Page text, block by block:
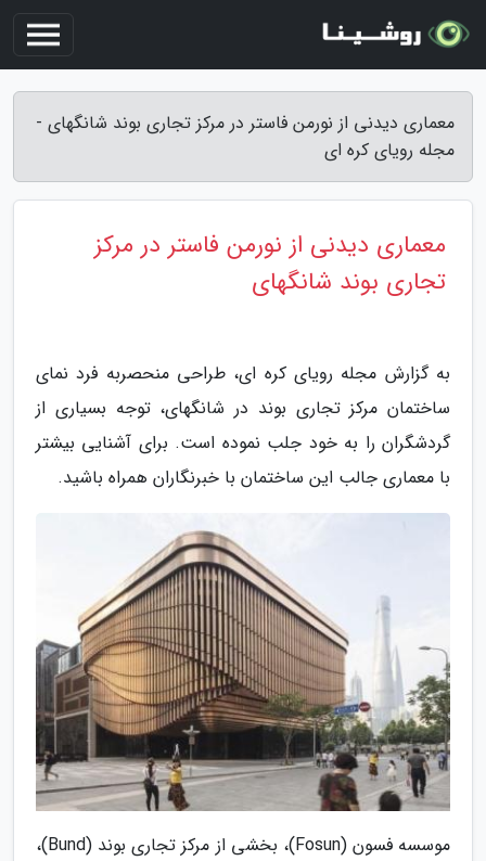
معماری دیدنی از نورمن فاستر در مرکز تجاری بوند شانگهای -
مجله رویای کره ای
معماری دیدنی از نورمن فاستر در مرکز
تجاری بوند شانگهای
به گزارش مجله رویای کره ای، طراحی منحصربه فرد نمای
ساختمان مرکز تجاری بوند در شانگهای، توجه بسیاری از
گردشگران را به خود جلب نموده است. برای آشنایی بیشتر
با معماری جالب این ساختمان با خبرنگاران همراه باشید.
موسسه فسون (Fosun)، بخشی از مرکز تجاری بوند (Bund)،